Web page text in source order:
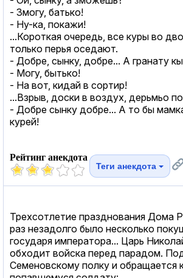
- Змогу, батько!
- Ну-ка, покажи!
...Короткая очередь, все куры во
только перья оседают.
- Добре, сынку, добре... А гранату
- Могу, бытько!
- На вот, кидай в сортир!
...Взрыв, доски в воздух, дерьмьо
- Добре сынку добре... А то бы
курей!
Рейтинг анекдота
Теги анекдота
Трехсотлетие празднования Дома
раз незадолго было несколько
государя императора... Царь
обходит войска перед парадом.
Семеновскому полку и обращается